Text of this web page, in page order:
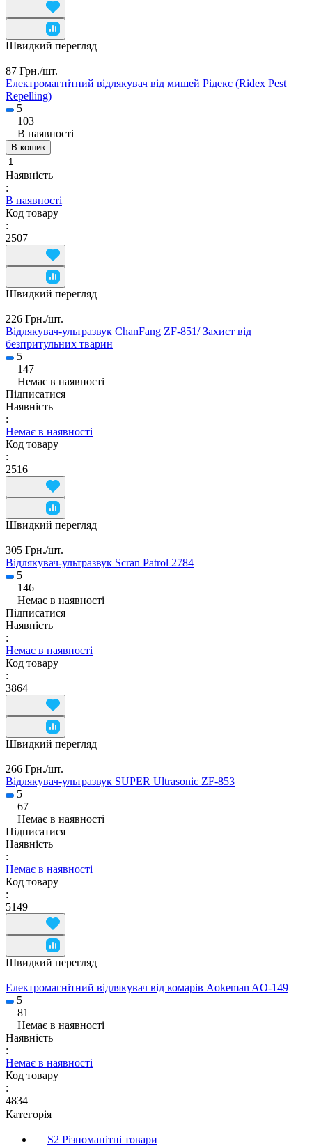
Швидкий перегляд
87 Грн./шт.
Електромагнітний відлякувач від мишей Рідекс (Ridex Pest
Repelling)
5
103
В наявності
В кошик
Наявність
:
В наявності
Код товару
:
2507
Швидкий перегляд
226 Грн./шт.
Відлякувач-ультразвук ChanFang ZF-851/ Захист від
безпритульних тварин
5
147
Немає в наявності
Підписатися
Наявність
:
Немає в наявності
Код товару
:
2516
Швидкий перегляд
305 Грн./шт.
Відлякувач-ультразвук Scran Patrol 2784
5
146
Немає в наявності
Підписатися
Наявність
:
Немає в наявності
Код товару
:
3864
Швидкий перегляд
266 Грн./шт.
Відлякувач-ультразвук SUPER Ultrasonic ZF-853
5
67
Немає в наявності
Підписатися
Наявність
:
Немає в наявності
Код товару
:
5149
Швидкий перегляд
Електромагнітний відлякувач від комарів Aokeman AO-149
5
81
Немає в наявності
Наявність
:
Немає в наявності
Код товару
:
4834
Категорія
S2 Різноманітні товари